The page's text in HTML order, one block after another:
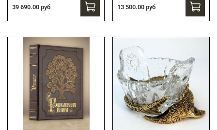
39 690.00 руб 13 500.00 руб